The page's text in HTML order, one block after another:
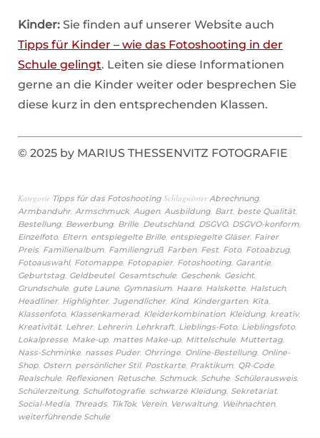
Kinder: Sie finden auf unserer Website auch
Tipps für Kinder – wie das Fotoshooting in der
Schule gelingt. Leiten sie diese Informationen
gerne an die Kinder weiter oder besprechen Sie
diese kurz in den entsprechenden Klassen.
© 2025 by MARIUS THESSENVITZ FOTOGRAFIE
Kategorie Tipps für das Fotoshooting Schlagwörter Abrechnung
Armbanduhr, Armschmuck, Augen, Ausbildung Bart beste Qualität
Bestellung Bewerbung Brille Deutschland, DSGVO, DSGVO-konform
Einzelfoto, Eltern, entspiegelte Brille entspiegelte Gläser, Fairer
Preis Familienalbum Familiengruß, Farben, Fest Foto, Fotoabzug
Fotoauswahl, Fotomappe Fotopapier, Fotoshooting Garantie
Geburtstag Geldbeutel, Gesamtschule Geschenk, Gesicht
Grundschule gute Laune Gymnasium Haare Halskette Halstuch,
Headliner, Highlighter, Jugendlicher, Kind, Kindergarten, Kita
Klassenfoto, Klassenkamerad, Kleiderkombination, Kleidung kreativ,
Kreativität Lehrer, Lehrerin, Lehrkraft Lieblings-Foto, Lieblingsfoto,
Lokalpresse Make-up mattes Make-up Mittelschule Muttertag
Nass-Schminke nasses Puder, Ohrringe Online-Bestellung Online-
Shop Ostern, persönlicher Stil, Postkarte Praktikum QR-Code
Realschule Reflexionen, Retusche Schmuck, Schuhe Schülerausweis
Schülerzeitung Schulfotografie schwarze Kleidung Sekretariat
Social-Media Threads TikTok, Verein, Verwaltung Weihnachten,
weiterführende Schule